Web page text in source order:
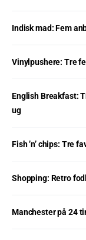
Indisk mad: Fem
Vinylpushere: Tre
English Breakfast:
ug
Fish ’n’ chips: Tre
Shopping: Retro
Manchester på 24